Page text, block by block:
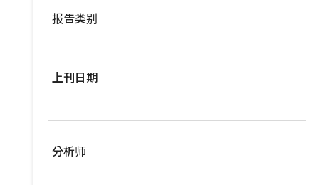
报告类别
亚洲供应链
宽频与无线
上刊日期
分析师